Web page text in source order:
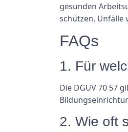
gesunden
schützen, Unfälle
FAQs
1. Für
Die DGUV 70 57
2. Wie oft